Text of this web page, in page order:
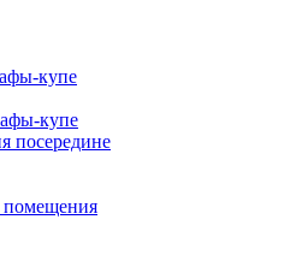
купе
купе
посередине
помещения